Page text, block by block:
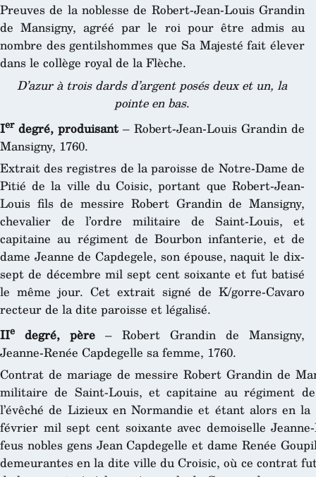
Preuves de la noblesse de Robert-Jean-Louis Grandin
de Mansigny, agréé par le roi pour être admis au
nombre des gentilshommes que Sa Majesté fait élever
dans le collège royal de la Flèche.
D’azur à trois dards d’argent posés deux et un, la
pointe en bas.
Ierdegré, produisant – Robert-Jean-Louis Grandin de
Mansigny, 1760.
Extrait des registres de la paroisse de Notre-Dame de
Pitié de la ville du Coisic, portant que Robert-Jean-
Louis fils de messire Robert Grandin de Mansigny,
chevalier de l’ordre militaire de Saint-Louis, et
capitaine au régiment de Bourbon infanterie, et de
dame Jeanne de Capdegele, son épouse, naquit le dix-
sept de décembre mil sept cent soixante et fut batisé
le même jour. Cet extrait signé de K/gorre-Cavaro
recteur de la dite paroisse et légalisé.
IIe degré, père – Robert Grandin de Mansigny,
Jeanne-Renée Capdegelle sa femme, 1760.
Contrat de mariage de messire Robert Grandin de
militaire de Saint-Louis, et capitaine au régiment
l’évêché de Lizieux en Normandie et étant alors en
février mil sept cent soixante avec demoiselle
feus nobles gens Jean Capdegelle et dame Renée
demeurantes en la dite ville du Croisic, où ce contrat